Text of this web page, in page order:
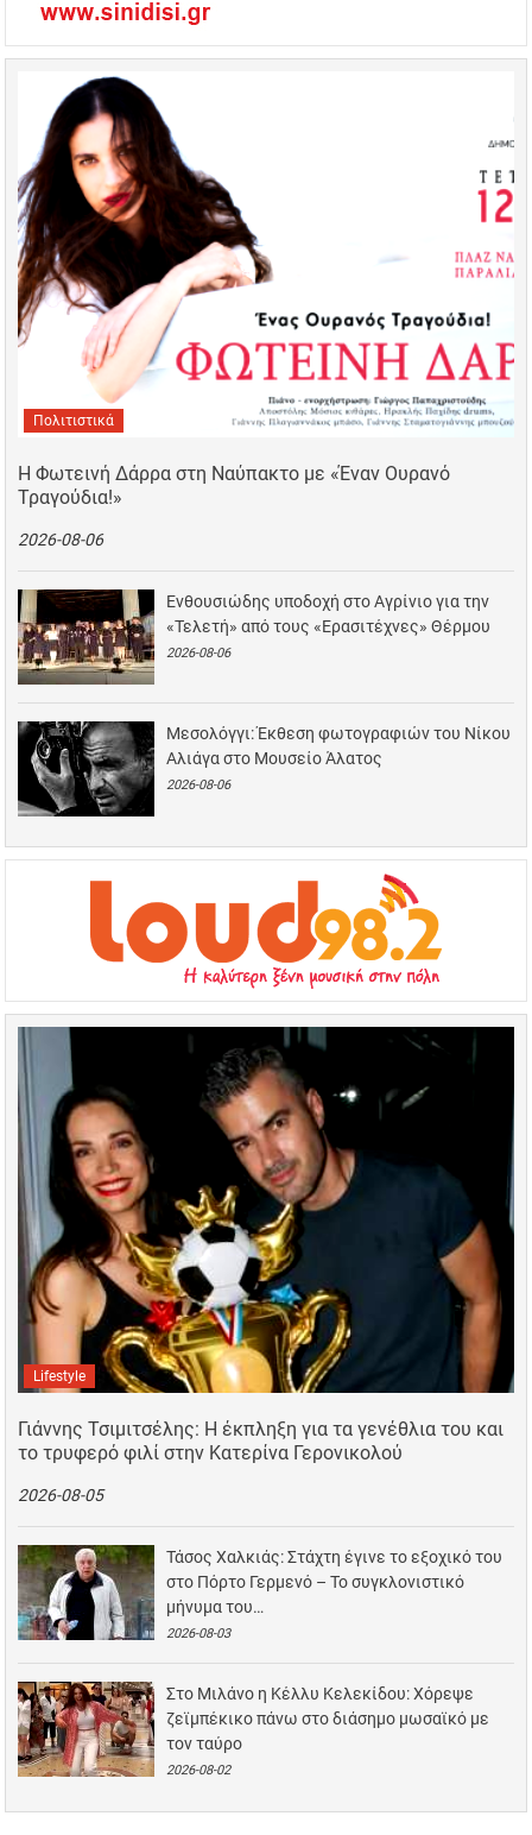
Πολιτιστικά
Η Φωτεινή Δάρρα στη Ναύπακτο με «Έναν Ουρανό
Τραγούδια!»
2026-08-06
Ενθουσιώδης υποδοχή στο Αγρίνιο για την
«Τελετή» από τους «Ερασιτέχνες» Θέρμου
2026-08-06
Μεσολόγγι: Έκθεση φωτογραφιών του Νίκου
Αλιάγα στο Μουσείο Άλατος
2026-08-06
Lifestyle
Γιάννης Τσιμιτσέλης: Η έκπληξη για τα γενέθλια του και
το τρυφερό φιλί στην Κατερίνα Γερονικολού
2026-08-05
Τάσος Χαλκιάς: Στάχτη έγινε το εξοχικό του
στο Πόρτο Γερμενό – Το συγκλονιστικό
μήνυμα του…
2026-08-03
Στο Μιλάνο η Κέλλυ Κελεκίδου: Χόρεψε
ζεϊμπέκικο πάνω στο διάσημο μωσαϊκό με
τον ταύρο
2026-08-02